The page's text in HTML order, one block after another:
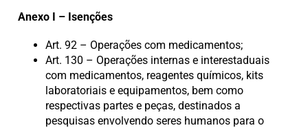
Anexo I – Isenções
Art. 92 – Operações com medicamentos;
Art. 130 – Operações internas e interestaduais
com medicamentos, reagentes químicos, kits
laboratoriais e equipamentos, bem como
respectivas partes e peças, destinados a
pesquisas envolvendo seres humanos para o